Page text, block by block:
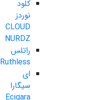
کلود
نوردز
CLOUD
NURDZ
راتلس
Ruthless
ای
سیگارا
Ecigara